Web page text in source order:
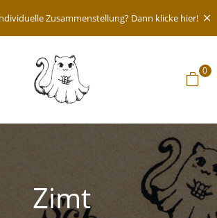
Zusammenstellung? Dann klicke hier!
0
Zimt